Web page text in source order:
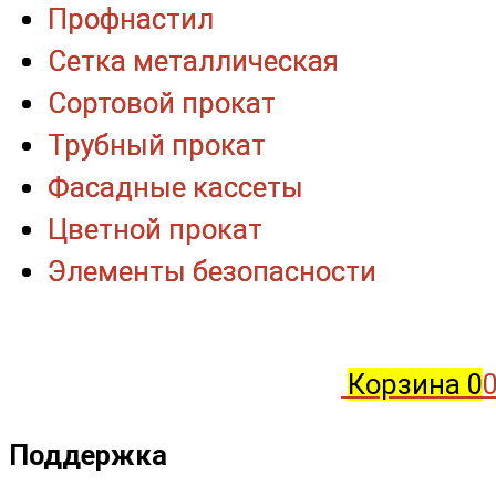
Корзина 0
Поддержка
Профнастил
Сетка металлическая
Сортовой прокат
Трубный прокат
Фасадные кассеты
Цветной прокат
Элементы безопасности
Профнастил
Сетка металлическая
Сортовой прокат
Трубный прокат
Фасадные кассеты
Цветной прокат
Элементы безопасности